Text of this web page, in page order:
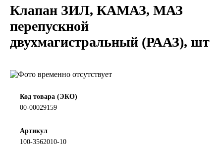
LUXE
MANNOL
MOBIL
OIL RIGHT
Клапан ЗИЛ, КАМАЗ, МАЗ
перепускной
двухмагистральный (РААЗ), шт
Код товара (ЭКО)
00-00029159
Артикул
100-3562010-10